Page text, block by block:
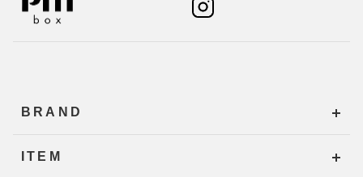
BRAND
ITEM